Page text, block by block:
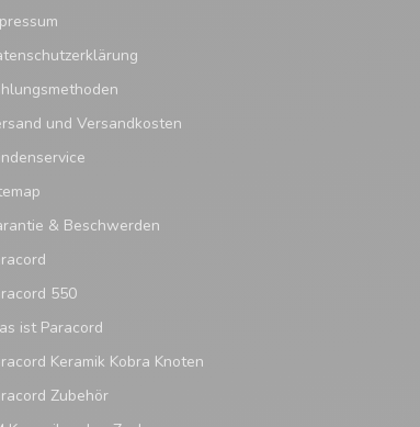
und Versandkosten
& Beschwerden
550
ist Paracord
Keramik Kobra Knoten
Zubehör